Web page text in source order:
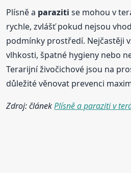
Plísně a paraziti se mohou v
rychle, zvlášť pokud nejsou
podmínky prostředí. Nejčastěji
vlhkosti, špatné hygieny nebo
Terarijní živočichové jsou na
důležité věnovat prevenci
Zdroj: článekPlísně a paraziti v